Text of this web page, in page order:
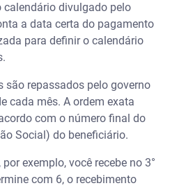
divulgado pelo
a data certa do pagamento
para definir o calendário
são repassados pelo governo
cada mês. A ordem exata
com o número final do
Social) do beneficiário.
exemplo, você recebe no 3°
com 6, o recebimento